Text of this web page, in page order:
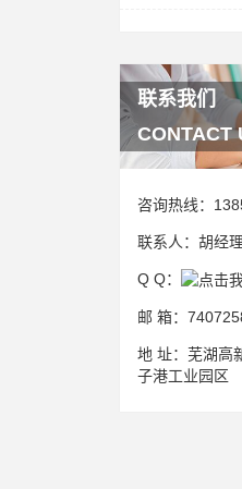
联系我们
CONTACT
咨询热线：
联系人： 胡经理
Q Q：
邮 箱：
地 址： 芜湖高
子港工业园区